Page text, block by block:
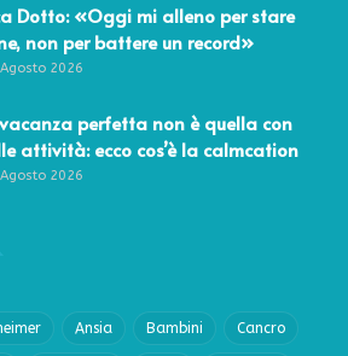
Dotto: «Oggi mi alleno per stare
non per battere un record»
2026
perfetta non è quella con
attività: ecco cos’è la calmcation
2026
Ansia Bambini Cancro